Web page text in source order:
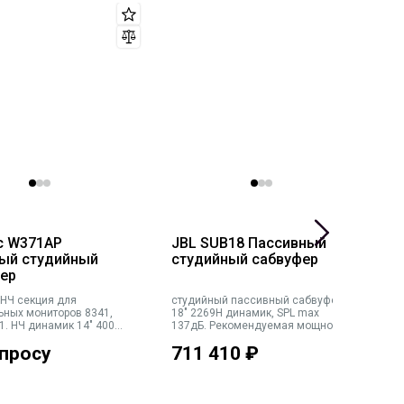
W371AP
студийный
секция для
мониторов 8341,
НЧ динамик 14" 400Вт
настройка GLM
Макс. SPL 120 дБ.
JBL SUB18 Пассивный
студийный сабвуфер
студийный пассивный сабвуфер.
18" 2269H динамик, SPL max
137дБ. Рекомендуемая мощность
711 410 ₽